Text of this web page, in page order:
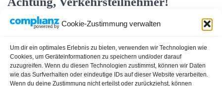
Cookie-Zustimmung verwalten
Um dir ein optimales Erlebnis zu bieten, verwenden wir Technologien wie
Cookies, um Geräteinformationen zu speichern und/oder darauf
zuzugreifen. Wenn du diesen Technologien zustimmst, können wir Daten
wie das Surfverhalten oder eindeutige IDs auf dieser Website verarbeiten.
Wenn du deine Zustimmung nicht erteilst oder zurückziehst, können
Achtung, Verkehrsteilnehmer!
Die Ampelanlage zwischen dem ersten und zweiten Gehölz an
der Ecke Bovestraße/Bahngärten ist…Weiterlesen